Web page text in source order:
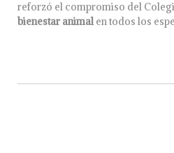
reforzó el compromiso del
bienestar animal en todos los